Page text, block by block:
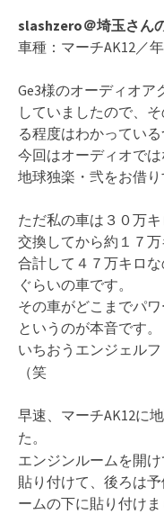
slashzero＠埼玉さん
車種：マーチAK12／
Ge3様のオーディオア
していましたので、
る程度はわかっている
今回はオーディオで
地球独楽・弐をお借り
ただ私の車は３０万
交換してから約１７
合計して４７万キロ
ぐらいの車です。
その車がどこまでパ
というのが本音です。
いちおうエンジェル
（笑
早速、マーチAK12に
た。
エンジンルームを開
貼り付けて、後ろは
ームの下に貼り付けま